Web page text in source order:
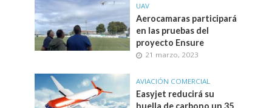
UAV
Aerocamaras participará
en las pruebas del
proyecto Ensure
21 marzo, 2023
AVIACIÓN COMERCIAL
Easyjet reducirá su
huella de carbono un 35